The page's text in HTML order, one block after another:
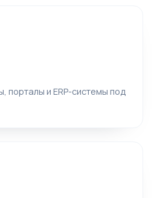
порталы и ERP-системы под